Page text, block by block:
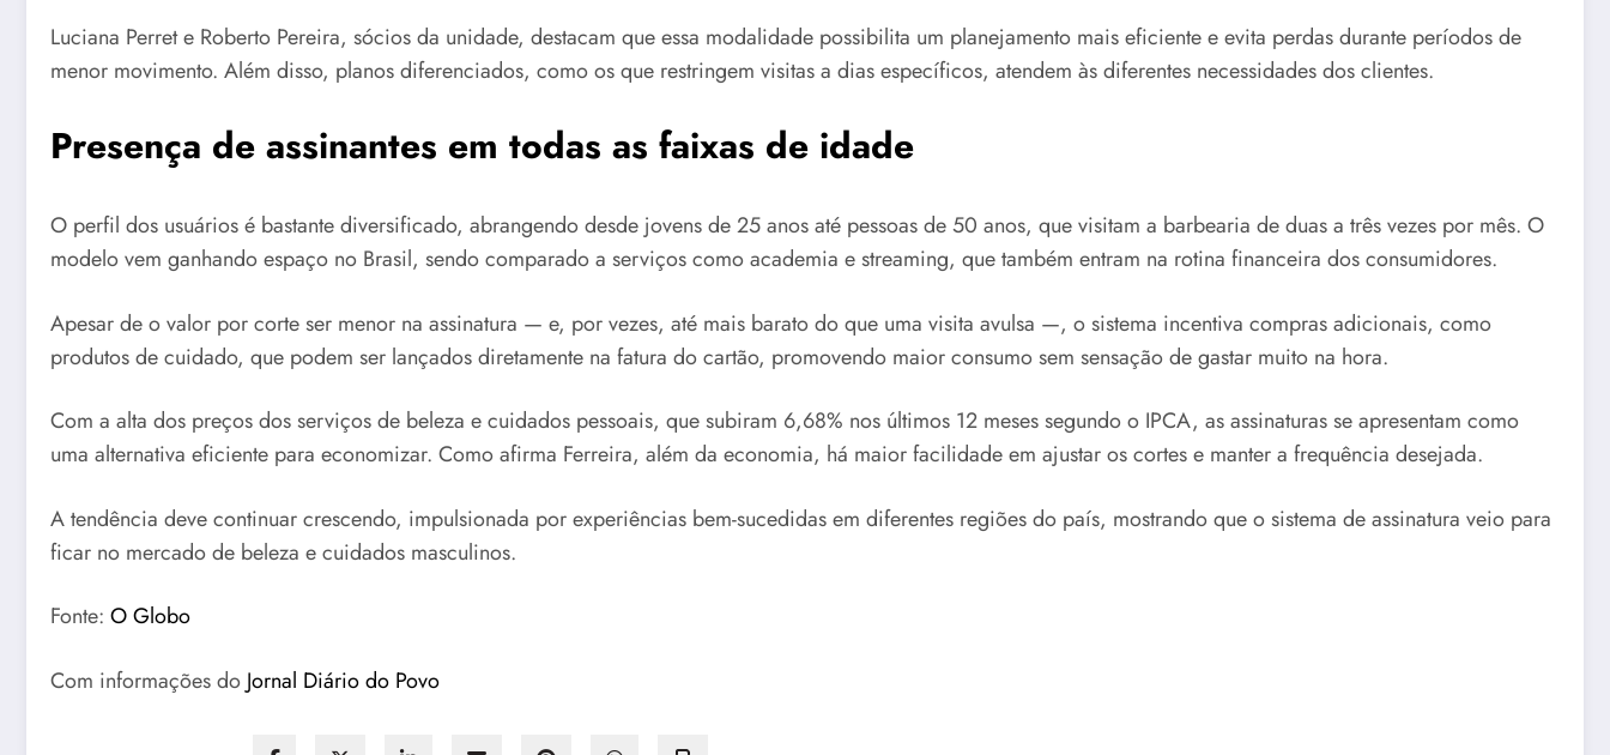
Luciana Perret e Roberto Pereira, sócios da unidade, destacam que essa modalidade possibilita um planejamento mais eficiente e evita perdas durante períodos de
menor movimento. Além disso, planos diferenciados, como os que restringem visitas a dias específicos, atendem às diferentes necessidades dos clientes.
Presença de assinantes em todas as faixas de idade
O perfil dos usuários é bastante diversificado, abrangendo desde jovens de 25 anos até pessoas de 50 anos, que visitam a barbearia de duas a três vezes por mês. O
modelo vem ganhando espaço no Brasil, sendo comparado a serviços como academia e streaming, que também entram na rotina financeira dos consumidores.
Apesar de o valor por corte ser menor na assinatura — e, por vezes, até mais barato do que uma visita avulsa —, o sistema incentiva compras adicionais, como
produtos de cuidado, que podem ser lançados diretamente na fatura do cartão, promovendo maior consumo sem sensação de gastar muito na hora.
Com a alta dos preços dos serviços de beleza e cuidados pessoais, que subiram 6,68% nos últimos 12 meses segundo o IPCA, as assinaturas se apresentam como
uma alternativa eficiente para economizar. Como afirma Ferreira, além da economia, há maior facilidade em ajustar os cortes e manter a frequência desejada.
A tendência deve continuar crescendo, impulsionada por experiências bem-sucedidas em diferentes regiões do país, mostrando que o sistema de assinatura veio para
ficar no mercado de beleza e cuidados masculinos.
Fonte: O Globo
Com informações do Jornal Diário do Povo